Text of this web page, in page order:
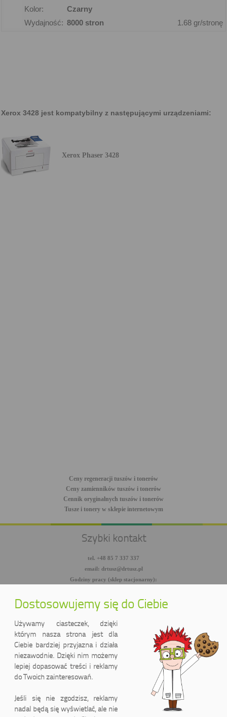
Kolor:
Czarny
Wydajność: 8000 stron 1.68 gr/stronę
Xerox 3428 jest kompatybilny z następującymi urządzeniami:
Xerox Phaser 3428
Ceny regeneracji tuszów i tonerów
Ceny zamienników tuszów i tonerów
Cennik oryginalnych tuszów i tonerów
Tusze i tonery w sklepie internetowym
Szybki kontakt
tel. +48 85 7 337 337
email: drtusz@drtusz.pl
Godziny pracy (sklep stacjonarny):
facebook.com/DrTusz
youtube.com/DrTusz
Dostosowujemy się do Ciebie
Używamy ciasteczek, dzięki
którym nasza strona jest dla
Ciebie bardziej przyjazna i działa
niezawodnie. Dzięki nim możemy
lepiej dopasować treści i reklamy
do Twoich zainteresowań.
Jeśli się nie zgodzisz, reklamy
nadal będą się wyświetlać, ale nie